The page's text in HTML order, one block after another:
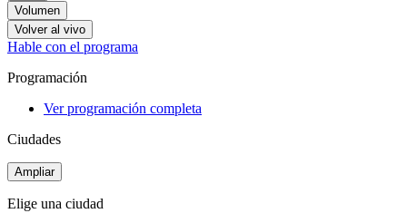
Volumen
Volver al vivo
Hable con el programa
Programación
Ver programación completa
Ciudades
Ampliar
Elige una ciudad